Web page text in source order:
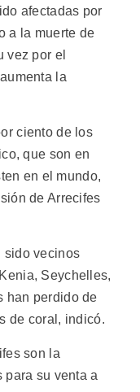
afectadas por
a la muerte de
vez por el
la
ciento de los
que son en
en el mundo,
de Arrecifes
sido vecinos
Seychelles,
han perdido de
de coral, indicó.
son la
para su venta a